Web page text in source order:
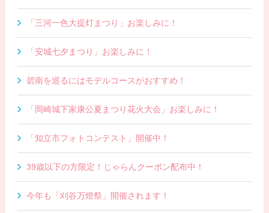
「三河一色大提灯まつり」お楽しみに！
「安城七夕まつり」お楽しみに！
碧南を巡るにはモデルコースがおすすめ！
「岡崎城下家康公夏まつり花火大会」お楽しみに！
「知立市フォトコンテスト」開催中！
39歳以下の方限定！じゃらんクーポン配布中！
今年も「刈谷万燈祭」開催されます！